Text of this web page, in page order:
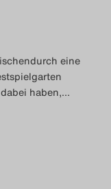
eine
haben,…